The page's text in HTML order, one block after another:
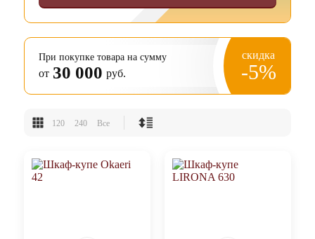
При покупке товара на сумму
от 30 000 руб.
скидка
-5%
120 240 Все